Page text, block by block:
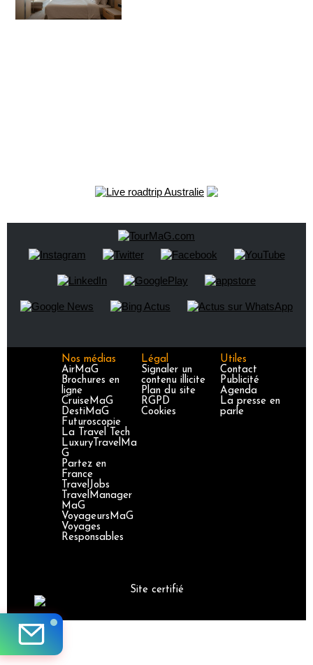
Nos médias
AirMaG
Brochures en
ligne
CruiseMaG
DestiMaG
Futuroscopie
La Travel Tech
LuxuryTravelMa
G
Partez en
France
TravelJobs
TravelManager
MaG
VoyageursMaG
Voyages
Responsables
Légal
Signaler un
contenu illicite
Plan du site
RGPD
Cookies
Utiles
Contact
Publicité
Agenda
La presse en
parle
Site certifié